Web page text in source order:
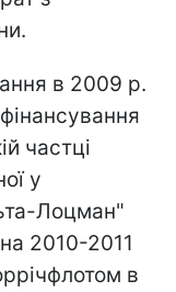
в 2009 р.
частці
у
Лоцман"
2010-2011
в